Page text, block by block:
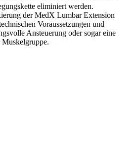
eliminiert werden.
der MedX Lumbar Extension
Voraussetzungen und
Ansteuerung oder sogar eine